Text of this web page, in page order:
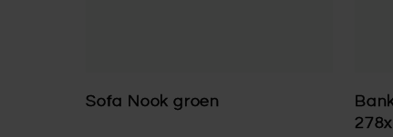
Sofa Nook groen